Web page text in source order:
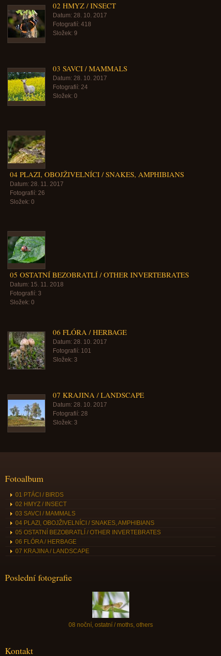
02 HMYZ / INSECT
Datum: 28. 10. 2017
Fotografií: 418
Složek: 9
03 SAVCI / MAMMALS
Datum: 28. 10. 2017
Fotografií: 24
Složek: 0
04 PLAZI, OBOJŽIVELNÍCI / SNAKES, AMPHIBIANS
Datum: 28. 11. 2017
Fotografií: 26
Složek: 0
05 OSTATNÍ BEZOBRATLÍ / OTHER INVERTEBRATES
Datum: 15. 11. 2018
Fotografií: 3
Složek: 0
06 FLÓRA / HERBAGE
Datum: 28. 10. 2017
Fotografií: 101
Složek: 3
07 KRAJINA / LANDSCAPE
Datum: 28. 10. 2017
Fotografií: 28
Složek: 3
Fotoalbum
01 PTÁCI / BIRDS
02 HMYZ / INSECT
03 SAVCI / MAMMALS
04 PLAZI, OBOJŽIVELNÍCI / SNAKES, AMPHIBIANS
05 OSTATNÍ BEZOBRATLÍ / OTHER INVERTEBRATES
06 FLÓRA / HERBAGE
07 KRAJINA / LANDSCAPE
Poslední fotografie
08 noční, ostatní / moths, others
Kontakt